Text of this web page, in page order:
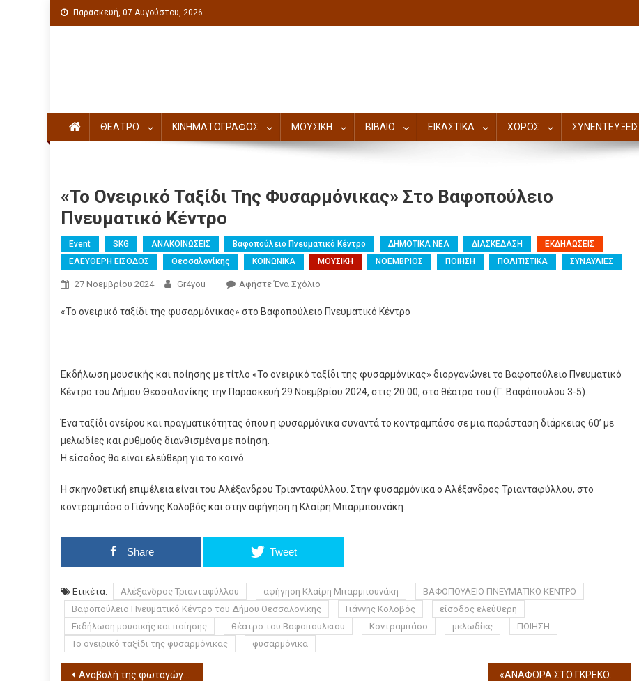
Παρασκευή, 07 Αυγούστου, 2026
ΘΕΑΤΡΟ ΚΙΝΗΜΑΤΟΓΡΑΦΟΣ ΜΟΥΣΙΚΗ ΒΙΒΛΙΟ ΕΙΚΑΣΤΙΚΑ ΧΟΡΟΣ ΣΥΝΕΝΤΕΥΞΕΙΣ
«Το Ονειρικό Ταξίδι Της Φυσαρμόνικας» Στο Βαφοπούλειο
Πνευματικό Κέντρο
Event SKG ΑΝΑΚΟΙΝΩΣΕΙΣ Βαφοπούλειο Πνευματικό Κέντρο ΔΗΜΟΤΙΚΑ ΝΕΑ ΔΙΑΣΚΕΔΑΣΗ
ΕΚΔΗΛΩΣΕΙΣ
ΕΛΕΥΘΕΡΗ ΕΙΣΟΔΟΣ
Θεσσαλονίκης ΚΟΙΝΩΝΙΚΑ ΜΟΥΣΙΚΗ ΝΟΕΜΒΡΙΟΣ ΠΟΙΗΣΗ ΠΟΛΙΤΙΣΤΙΚΑ ΣΥΝΑΥΛΙΕΣ
27 Νοεμβρίου 2024 Gr4you Αφήστε Ένα Σχόλιο
«Το ονειρικό ταξίδι της φυσαρμόνικας» στο Βαφοπούλειο Πνευματικό Κέντρο
Εκδήλωση μουσικής και ποίησης με τίτλο «Το ονειρικό ταξίδι της φυσαρμόνικας» διοργανώνει το Βαφοπούλειο Πνευματικό
Κέντρο του Δήμου Θεσσαλονίκης την Παρασκευή 29 Νοεμβρίου 2024, στις 20:00, στο θέατρο του (Γ. Βαφόπουλου 3-5).
Ένα ταξίδι ονείρου και πραγματικότητας όπου η φυσαρμόνικα συναντά το κοντραμπάσο σε μια παράσταση διάρκειας 60’ με
μελωδίες και ρυθμούς διανθισμένα με ποίηση.
Η είσοδος θα είναι ελεύθερη για το κοινό.
Η σκηνοθετική επιμέλεια είναι του Αλέξανδρου Τριανταφύλλου. Στην φυσαρμόνικα ο Αλέξανδρος Τριανταφύλλου, στο
κοντραμπάσο ο Γιάννης Κολοβός και στην αφήγηση η Κλαίρη Μπαρμπουνάκη.
Share Tweet
Ετικέτα: Αλέξανδρος Τριανταφύλλου αφήγηση Κλαίρη Μπαρμπουνάκη
ΒΑΦΟΠΟΥΛΕΙΟ ΠΝΕΥΜΑΤΙΚΟ ΚΕΝΤΡΟ
Βαφοπούλειο Πνευματικό Κέντρο του Δήμου Θεσσαλονίκης
Γιάννης Κολοβός
είσοδος ελεύθερη
Εκδήλωση μουσικής και ποίησης
θέατρο του Βαφοπουλειου Κοντραμπάσο μελωδίες
ΠΟΙΗΣΗ
Το ονειρικό ταξίδι της φυσαρμόνικας
φυσαρμόνικα
Αναβολή της φωταγώγησης του Χριστουγεννιάτικου δέντρου για την Τετάρτη 4 Δεκεμβρίου στις 6 το απόγευμα